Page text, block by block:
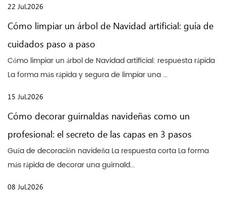
22 Jul,2026
Cómo limpiar un árbol de Navidad artificial: guía de
cuidados paso a paso
Cómo limpiar un árbol de Navidad artificial: respuesta rápida
La forma más rápida y segura de limpiar una ...
15 Jul,2026
Cómo decorar guirnaldas navideñas como un
profesional: el secreto de las capas en 3 pasos
Guía de decoración navideña La respuesta corta La forma
más rápida de decorar una guirnald...
08 Jul,2026